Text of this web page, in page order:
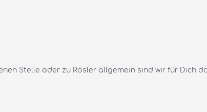
Stelle oder zu Rösler allgemein sind wir für Dich